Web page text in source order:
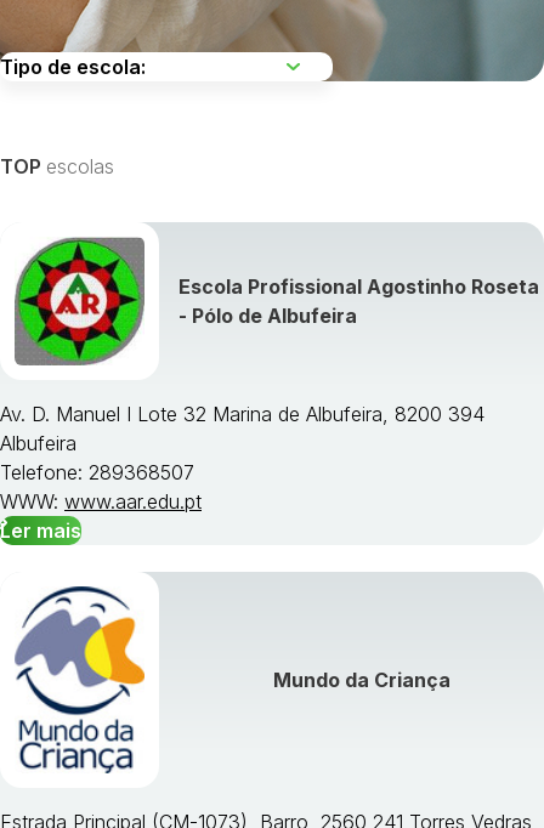
Visualizar todos os cursos »
TOP escolas
Escola Profissional Agostinho Roseta
- Pólo de Albufeira
Av. D. Manuel I Lote 32 Marina de Albufeira, 8200 394
Albufeira
Telefone: 289368507
WWW: www.aar.edu.pt
Ler mais
Mundo da Criança
Estrada Principal (CM-1073), Barro, 2560 241 Torres Vedras